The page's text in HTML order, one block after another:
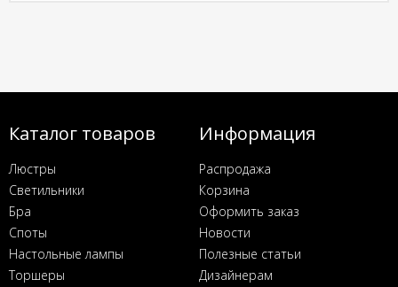
Каталог товаров
Люстры
Светильники
Бра
Споты
Настольные лампы
Торшеры
Информация
Распродажа
Корзина
Оформить заказ
Новости
Полезные статьи
Дизайнерам